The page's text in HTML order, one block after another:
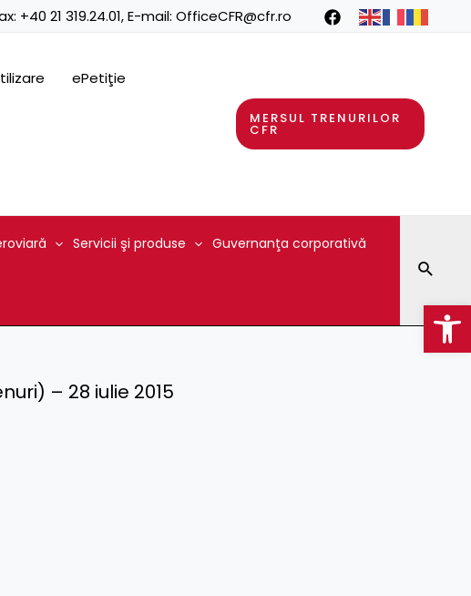
+40 21 319.24.01, E-mail: OfficeCFR@cfr.ro
ePetiţie
MERSUL TRENURILOR
CFR
Servicii şi produse Guvernanţa corporativă
– 28 iulie 2015